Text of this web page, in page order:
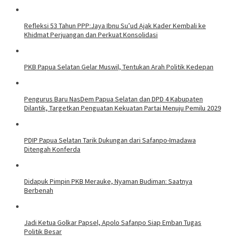
Refleksi 53 Tahun PPP:Jaya Ibnu Su’ud Ajak Kader Kembali ke
Khidmat Perjuangan dan Perkuat Konsolidasi
PKB Papua Selatan Gelar Muswil, Tentukan Arah Politik Kedepan
Pengurus Baru NasDem Papua Selatan dan DPD 4 Kabupaten
Dilantik, Targetkan Penguatan Kekuatan Partai Menuju Pemilu 2029
PDIP Papua Selatan Tarik Dukungan dari Safanpo-Imadawa
Ditengah Konferda
Didapuk Pimpin PKB Merauke, Nyaman Budiman: Saatnya
Berbenah
Jadi Ketua Golkar Papsel, Apolo Safanpo Siap Emban Tugas
Politik Besar